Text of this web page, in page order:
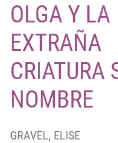
OLGA Y LA
EXTRAÑA
CRIATURA
NOMBRE
GRAVEL, ELISE